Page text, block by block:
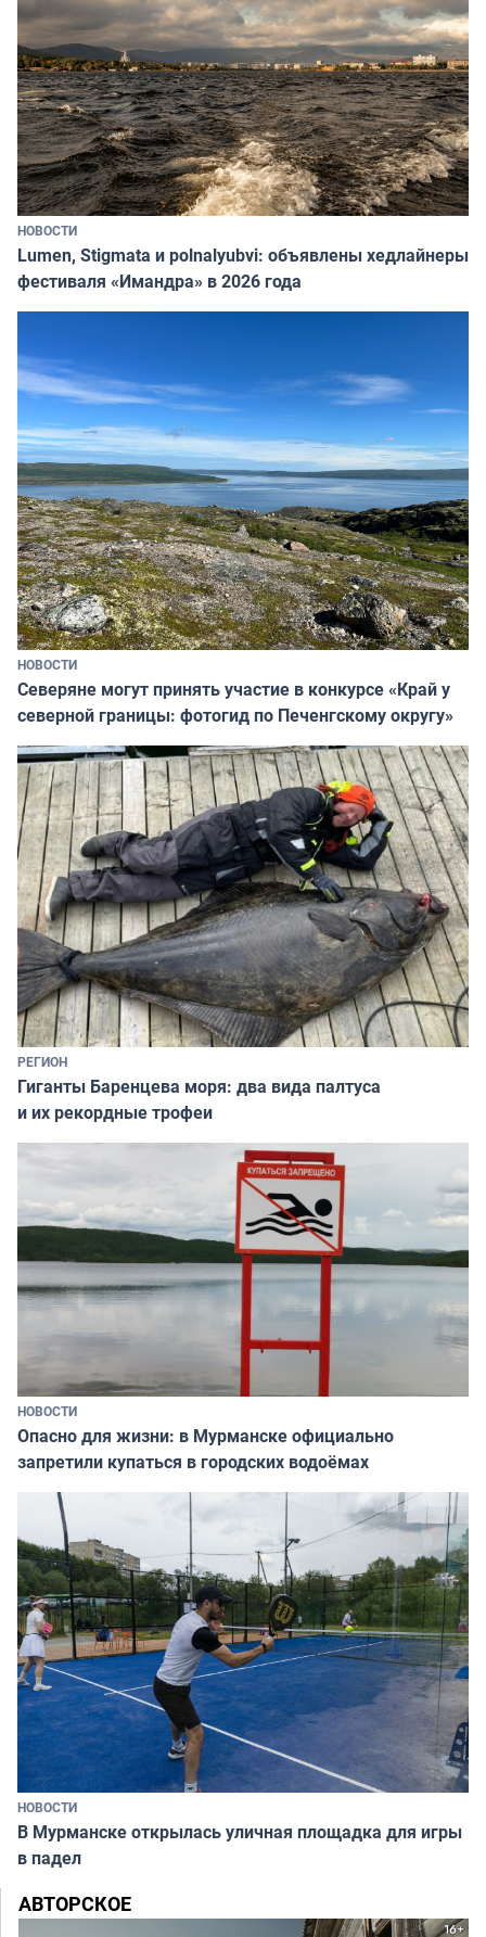
НОВОСТИ
Lumen, Stigmata и polnalyubvi: объявлены хедлайнеры
фестиваля «Имандра» в 2026 года
НОВОСТИ
Северяне могут принять участие в конкурсе «Край у
северной границы: фотогид по Печенгскому округу»
РЕГИОН
Гиганты Баренцева моря: два вида палтуса
и их рекордные трофеи
НОВОСТИ
Опасно для жизни: в Мурманске официально
запретили купаться в городских водоёмах
НОВОСТИ
В Мурманске открылась уличная площадка для игры
в падел
АВТОРСКОЕ